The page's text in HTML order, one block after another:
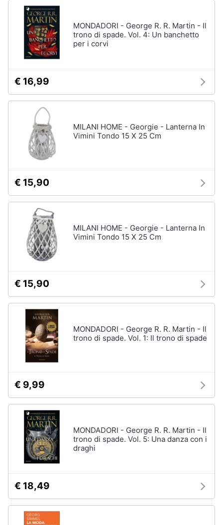
MONDADORI - George R. R. Martin - Il
trono di spade. Vol. 4: Un banchetto
per i corvi
€ 16,99
MILANI HOME - Georgie - Lanterna In
Vimini Tondo 15 X 25 Cm
€ 15,90
MILANI HOME - Georgie - Lanterna In
Vimini Tondo 15 X 25 Cm
€ 15,90
MONDADORI - George R. R. Martin - Il
trono di spade. Vol. 1: Il trono di spade
€ 9,99
MONDADORI - George R. R. Martin - Il
trono di spade. Vol. 5: Una danza con i
draghi
€ 18,49